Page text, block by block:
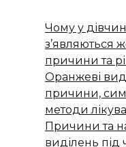
Чому у
з’являються
причини та
Оранжеві
причини,
методи
Причини та
виділень